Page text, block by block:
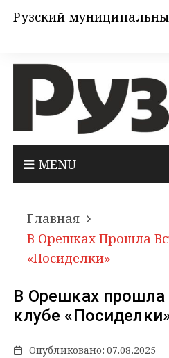
Рузский
MENU
Главная
В Орешках Прошла
«Посиделки»
В Орешках прошла
клубе
Опубликовано: 07.08.2025